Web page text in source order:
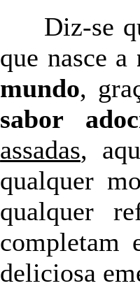
Diz-se
que nasce a
mundo,
sabor
assadas,
qualquer
qualquer
completam
deliciosa